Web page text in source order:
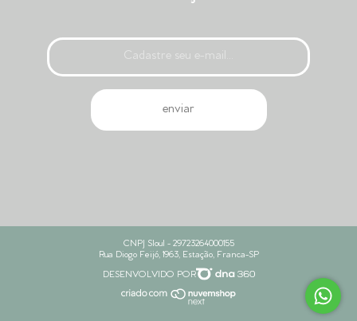
CNPJ Sloul - 29723264000155
Rua Diogo Feijó, 1963, Estação, Franca-SP
DESENVOLVIDO POR